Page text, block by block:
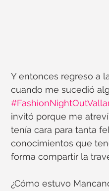
Y entonces regreso a
cuando me sucedió
invitó porque me
tenía cara para tanta
conocimientos que
forma compartir la
¿Cómo estuvo